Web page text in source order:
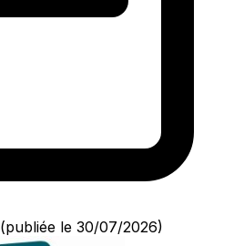
(publiée le 30/07/2026)